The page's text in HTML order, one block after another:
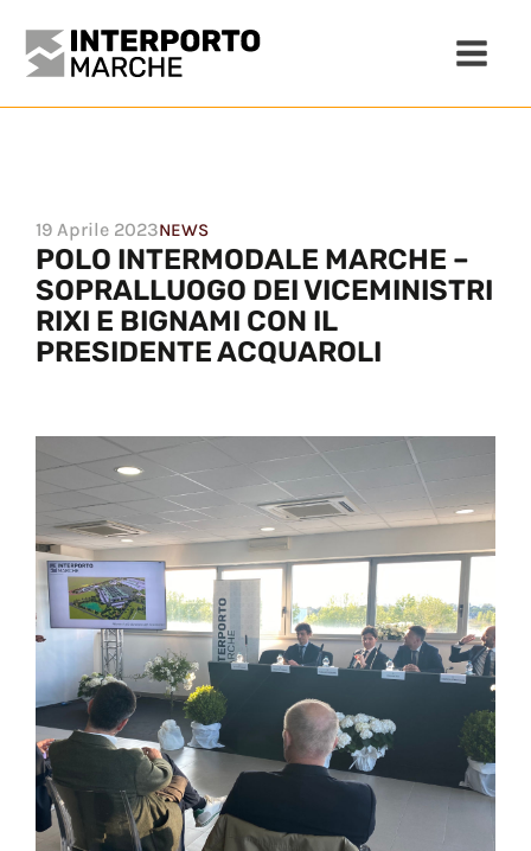
19 Aprile 2023NEWS
POLO INTERMODALE MARCHE –
SOPRALLUOGO DEI VICEMINISTRI
RIXI E BIGNAMI CON IL
PRESIDENTE ACQUAROLI